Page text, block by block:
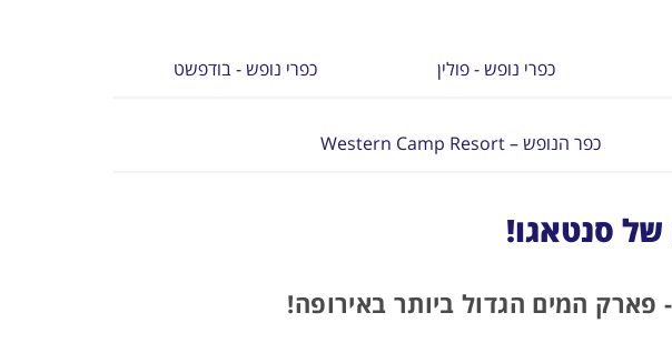
כפרי נופש - פולין כפרי נופש - בודפשט
כפר הנופש – Western Camp Resort
סנטאגו!
המים הגדול ביותר באירופה!